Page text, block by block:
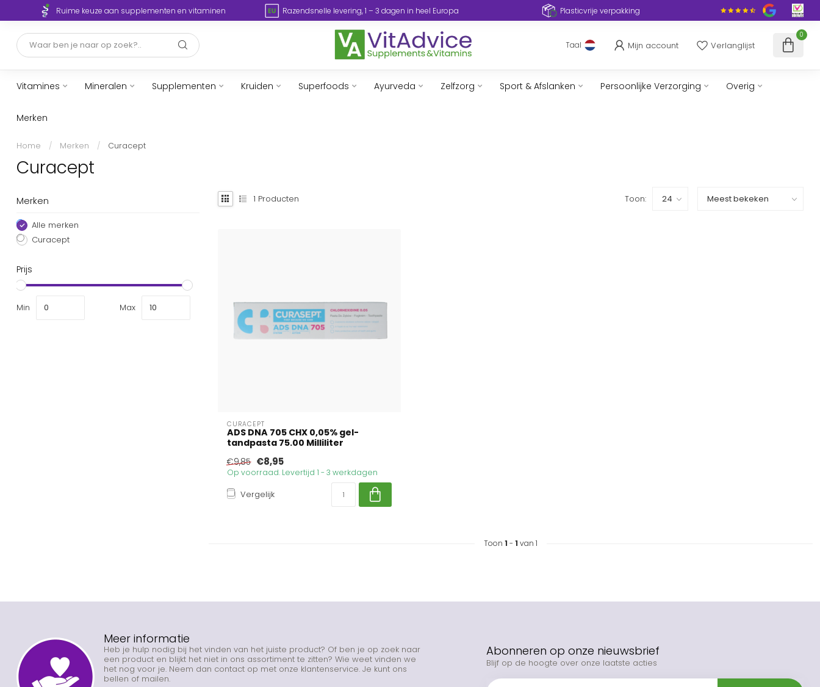
Ruime keuze aan supplementen en vitaminen Razendsnelle levering, 1 – 3 dagen in heel Europa Plasticvrije verpakking
Taal Mijn account Verlanglijst
0
Vitamines Mineralen Supplementen Kruiden Superfoods Ayurveda Zelfzorg Sport & Afslanken Persoonlijke Verzorging Overig
Merken
Home / Merken / Curacept
Curacept
Merken
Alle merken
Curacept
Prijs
Min Max
1 Producten Toon:
CURACEPT
ADS DNA 705 CHX 0,05% gel-
tandpasta 75.00 Milliliter
€9,85 €8,95
Op voorraad. Levertijd 1 - 3 werkdagen
Vergelijk
Toon 1 - 1 van 1
Meer informatie
Heb je hulp nodig bij het vinden van het juiste product? Of ben je op zoek naar
een product en blijkt het niet in ons assortiment te zitten? Wie weet vinden we
het nog voor je. Neem dan contact op met onze klantenservice. Je kunt ons
bellen of mailen.
Abonneren op onze nieuwsbrief
Blijf op de hoogte over onze laatste acties